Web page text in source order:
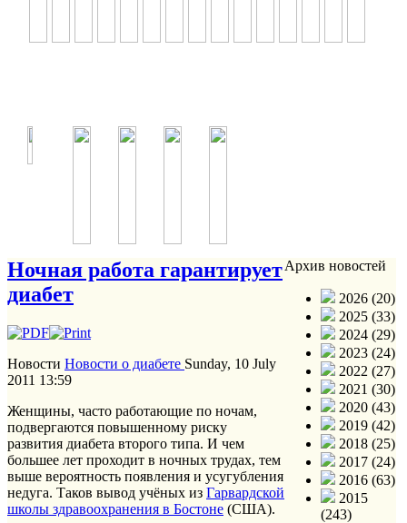
Ночная работа гарантирует
диабет
Новости Новости о диабете Sunday, 10 July
2011 13:59
Женщины, часто работающие по ночам,
подвергаются повышенному риску
развития диабета второго типа. И чем
большее лет проходит в ночных трудах, тем
выше вероятность появления и усугубления
недуга. Таков вывод учёных из Гарвардской
школы здравоохранения в Бостоне (США).
Архив новостей
2026 (20)
2025 (33)
2024 (29)
2023 (24)
2022 (27)
2021 (30)
2020 (43)
2019 (42)
2018 (25)
2017 (24)
2016 (63)
2015
(243)